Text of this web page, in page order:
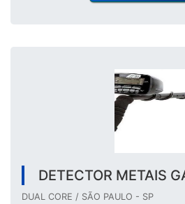
DETECTOR METAIS
DUAL CORE / SÃO PAULO - SP